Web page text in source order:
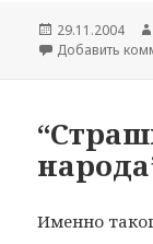
Опубликовано
29.11.2004
Добавить
Именно